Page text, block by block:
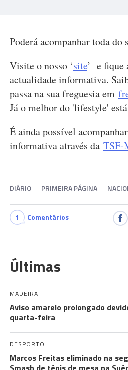
Poderá acompanhar toda
Visite o nosso ‘site’ e fique
actualidade informativa.
passa na sua freguesia em
Já o melhor do 'lifestyle'
É ainda possível
informativa através da TSF-
DIÁRIO PRIMEIRA PÁGINA
1 Comentários
Últimas
MADEIRA
Aviso amarelo prolongado
quarta-feira
DESPORTO
Marcos Freitas eliminado na